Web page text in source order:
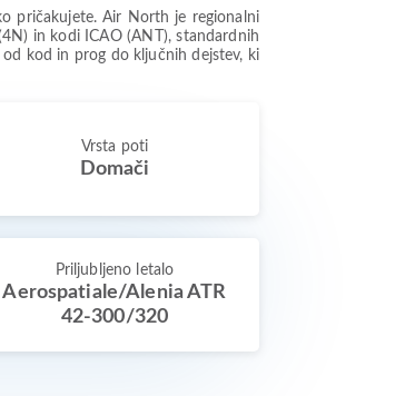
pričakujete. Air North je regionalni
in kodi ICAO (ANT), standardnih
kod in prog do ključnih dejstev, ki
Vrsta poti
Domači
Priljubljeno letalo
Aerospatiale/Alenia ATR
42-300/320